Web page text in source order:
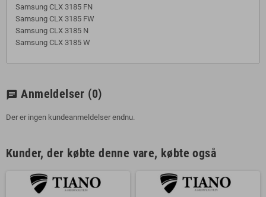
Samsung CLX 3185 FN
Samsung CLX 3185 FW
Samsung CLX 3185 N
Samsung CLX 3185 W
chat Anmeldelser (0)
Der er ingen kundeanmeldelser endnu.
Kunder, der købte denne vare, købte også